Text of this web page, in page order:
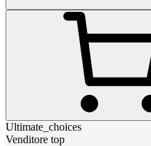
Ultimate_choices
Venditore top